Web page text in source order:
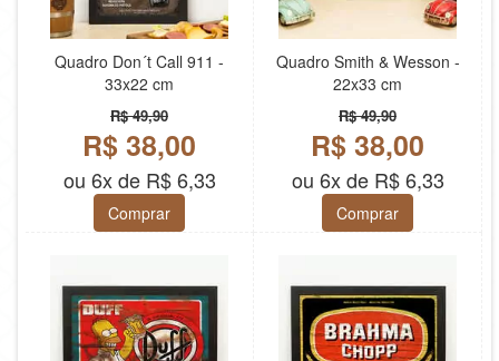
Quadro Don´t Call 911 -
33x22 cm
R$ 49,90
R$ 38,00
ou 6x de R$ 6,33
Comprar
Quadro Smith & Wesson -
22x33 cm
R$ 49,90
R$ 38,00
ou 6x de R$ 6,33
Comprar